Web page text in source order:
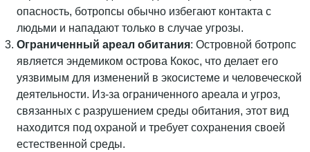
опасность, ботропсы обычно избегают контакта с
людьми и нападают только в случае угрозы.
Ограниченный ареал обитания: Островной ботропс
является эндемиком острова Кокос, что делает его
уязвимым для изменений в экосистеме и человеческой
деятельности. Из-за ограниченного ареала и угроз,
связанных с разрушением среды обитания, этот вид
находится под охраной и требует сохранения своей
естественной среды.